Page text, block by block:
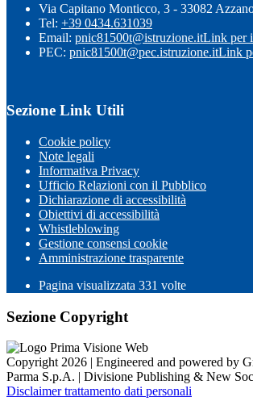
Via Capitano Monticco, 3 - 33082
Tel: +39 0434.631039
Email: pnic81500t@istruzione.itLink per
PEC: pnic81500t@pec.istruzione.itLink
Sezione Link Utili
Cookie policy
Note legali
Informativa Privacy
Ufficio Relazioni con il Pubblico
Dichiarazione di accessibilità
Obiettivi di accessibilità
Whistleblowing
Gestione consensi cookie
Amministrazione trasparente
Pagina visualizzata 331 volte
Sezione Copyright
Copyright 2026 | Engineered and powered by
Parma S.p.A. | Divisione Publishing & New
Disclaimer trattamento dati personali